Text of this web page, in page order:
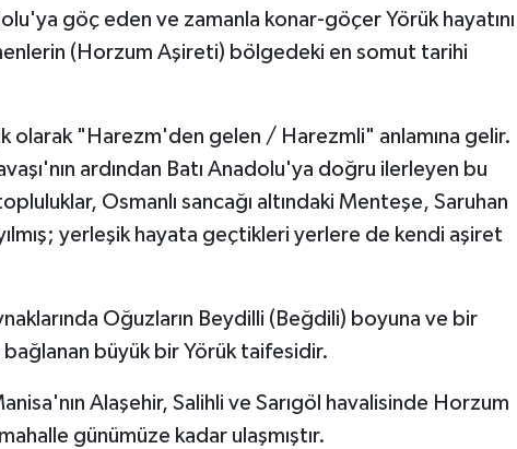
göç eden ve zamanla konar-göçer Yörük hayatını
(Horzum Aşireti) bölgedeki en somut tarihi
olarak "Harezm'den gelen / Harezmli" anlamına gelir.
ardından Batı Anadolu'ya doğru ilerleyen bu
Osmanlı sancağı altındaki Menteşe, Saruhan
yerleşik hayata geçtikleri yerlere de kendi aşiret
Oğuzların Beydilli (Beğdili) boyuna ve bir
büyük bir Yörük taifesidir.
Alaşehir, Salihli ve Sarıgöl havalisinde Horzum
günümüze kadar ulaşmıştır.